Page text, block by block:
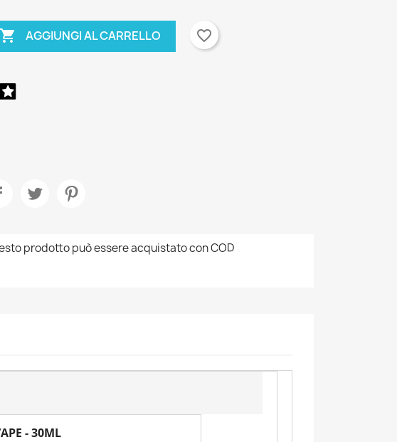
 AGGIUNGI AL CARRELLO favorite_border
prodotto può essere acquistato con COD
- 30ML